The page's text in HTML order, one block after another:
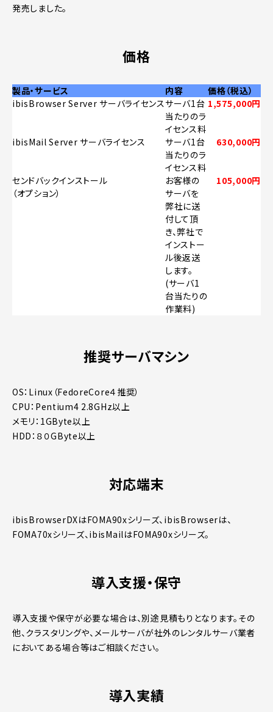
発売しました。
価格
製品・サービス 内容
価格（税込）
ibisBrowser Server サーバライセンス サーバ1台
当たりのラ
イセンス料
1,575,000円
ibisMail Server サーバライセンス
サーバ1台
当たりのラ
イセンス料
630,000円
センドバックインストール
（オプション）
お客様の
サーバを
弊社に送
付して頂
き、弊社で
インストー
ル後返送
します。
(サーバ1
台当たりの
作業料)
105,000円
推奨サーバマシン
OS：Linux（FedoreCore４推奨）
CPU：Pentium4 2.8GHz以上
メモリ：1GByte以上
HDD：８０GByte以上
対応端末
ibisBrowserDXはFOMA90xシリーズ、ibisBrowserは、
FOMA70xシリーズ、ibisMailはFOMA90xシリーズ。
導入支援・保守
導入支援や保守が必要な場合は、別途見積もりとなります。その
他、クラスタリングや、メールサーバが社外のレンタルサーバ業者
においてある場合等はご相談ください。
導入実績